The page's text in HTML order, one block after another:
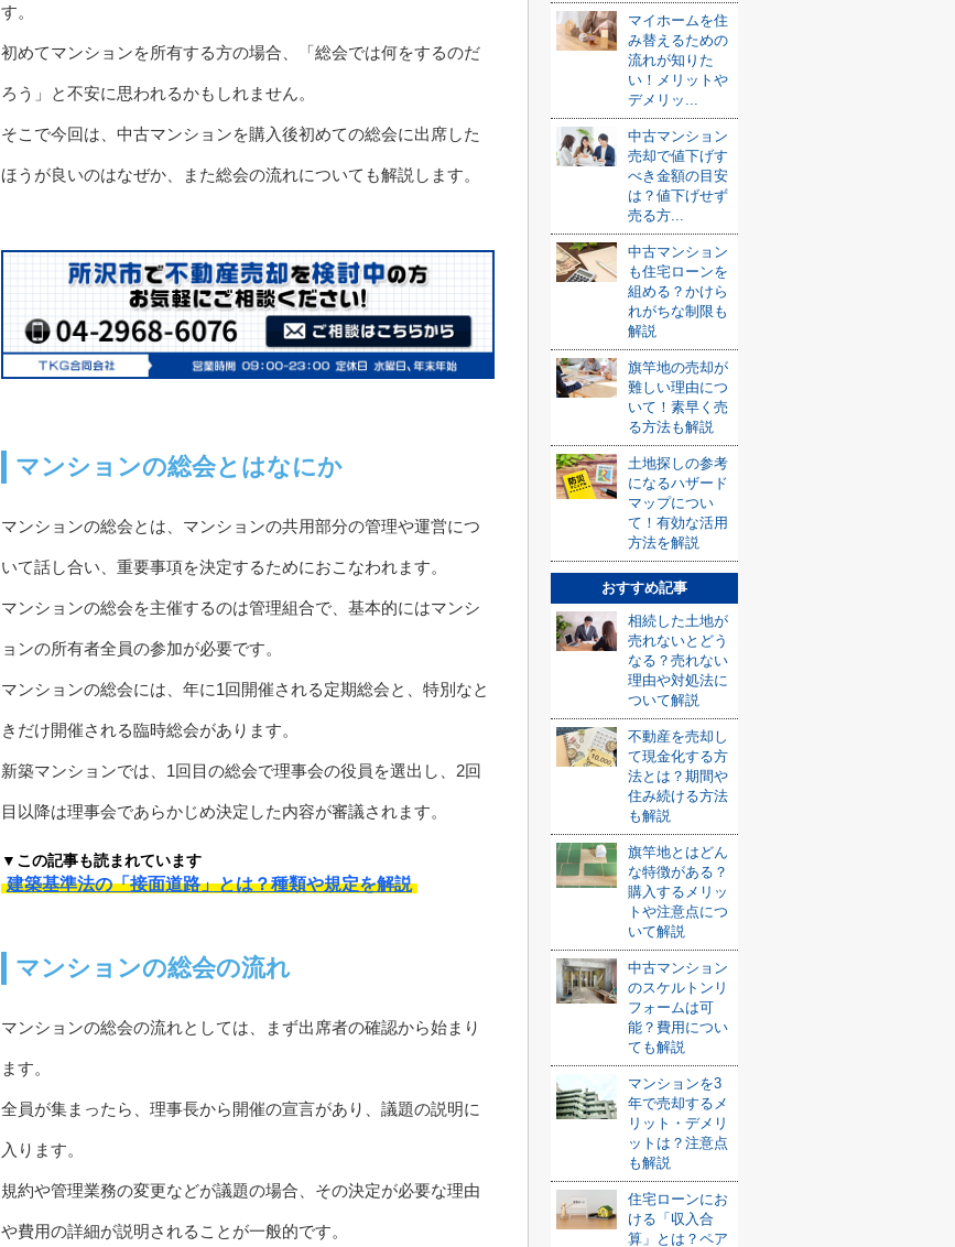
す。
初めてマンションを所有する方の場合、「総会では何をするのだ
ろう」と不安に思われるかもしれません。
そこで今回は、中古マンションを購入後初めての総会に出席した
ほうが良いのはなぜか、また総会の流れについても解説します。
マンションの総会とはなにか
マンションの総会とは、マンションの共用部分の管理や運営につ
いて話し合い、重要事項を決定するためにおこなわれます。
マンションの総会を主催するのは管理組合で、基本的にはマンシ
ョンの所有者全員の参加が必要です。
マンションの総会には、年に1回開催される定期総会と、特別なと
きだけ開催される臨時総会があります。
新築マンションでは、1回目の総会で理事会の役員を選出し、2回
目以降は理事会であらかじめ決定した内容が審議されます。
▼この記事も読まれています
建築基準法の「接面道路」とは？種類や規定を解説
マンションの総会の流れ
マンションの総会の流れとしては、まず出席者の確認から始まり
ます。
全員が集まったら、理事長から開催の宣言があり、議題の説明に
入ります。
規約や管理業務の変更などが議題の場合、その決定が必要な理由
や費用の詳細が説明されることが一般的です。
マイホームを住
み替えるための
流れが知りた
い！メリットや
デメリッ...
中古マンション
売却で値下げす
べき金額の目安
は？値下げせず
売る方...
中古マンション
も住宅ローンを
組める？かけら
れがちな制限も
解説
旗竿地の売却が
難しい理由につ
いて！素早く売
る方法も解説
土地探しの参考
になるハザード
マップについ
て！有効な活用
方法を解説
おすすめ記事
相続した土地が
売れないとどう
なる？売れない
理由や対処法に
ついて解説
不動産を売却し
て現金化する方
法とは？期間や
住み続ける方法
も解説
旗竿地とはどん
な特徴がある？
購入するメリッ
トや注意点につ
いて解説
中古マンション
のスケルトンリ
フォームは可
能？費用につい
ても解説
マンションを3
年で売却するメ
リット・デメリ
ットは？注意点
も解説
住宅ローンにお
ける「収入合
算」とは？ペア